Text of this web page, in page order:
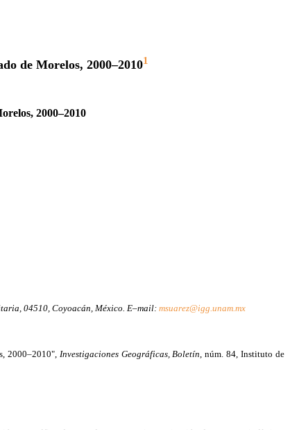
de Morelos, 2000–20101
2000–2010
04510, Coyoacán, México. E–mail: msuarez@igg.unam.mx
2000–2010", Investigaciones Geográficas, Boletín, núm. 84, Instituto de